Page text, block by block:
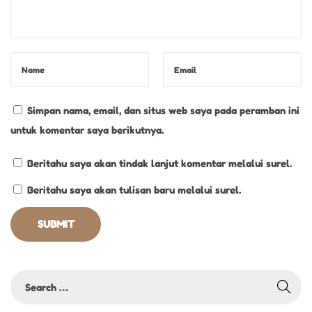
Simpan nama, email, dan situs web saya pada peramban ini
untuk komentar saya berikutnya.
Beritahu saya akan tindak lanjut komentar melalui surel.
Beritahu saya akan tulisan baru melalui surel.